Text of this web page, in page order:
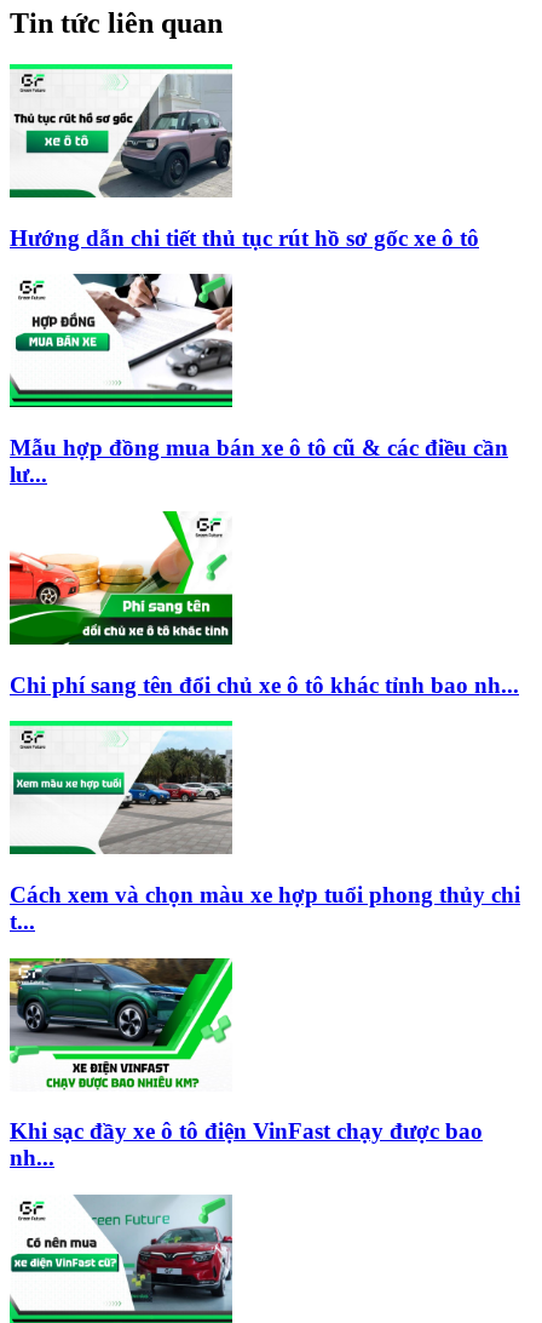
Tin tức liên quan
Hướng dẫn chi tiết thủ tục rút hồ sơ gốc xe ô tô
Mẫu hợp đồng mua bán xe ô tô cũ & các điều cần
lư...
Chi phí sang tên đổi chủ xe ô tô khác tỉnh bao nh...
Cách xem và chọn màu xe hợp tuổi phong thủy chi
t...
Khi sạc đầy xe ô tô điện VinFast chạy được bao
nh...